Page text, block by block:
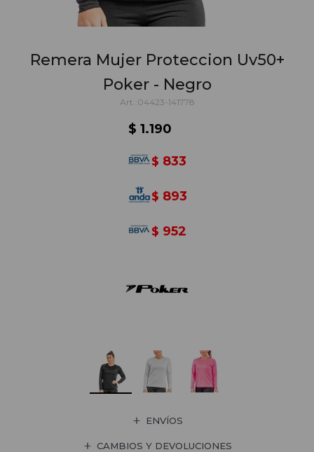
Remera Mujer Proteccion Uv50+
Poker - Negro
04423-141778
$ 1.190
$ 833
$ 893
$ 952
ENVÍOS
CAMBIOS Y DEVOLUCIONES